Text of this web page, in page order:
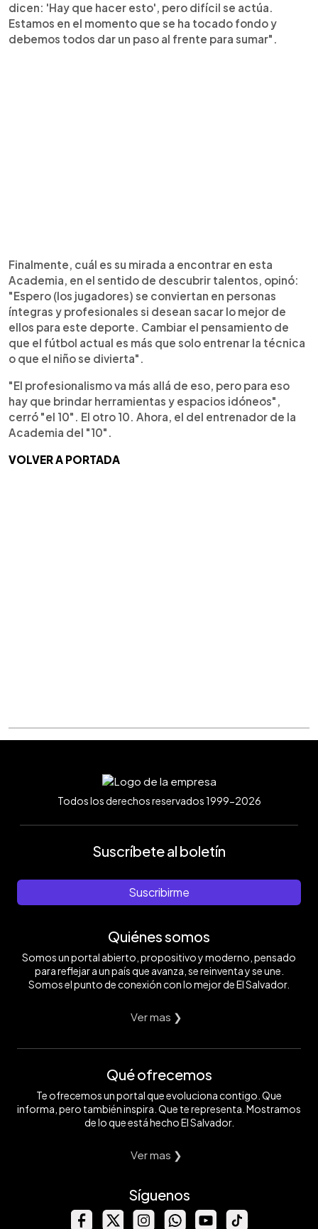
dicen: 'Hay que hacer esto', pero difícil se actúa.
Estamos en el momento que se ha tocado fondo y
debemos todos dar un paso al frente para sumar".
Finalmente, cuál es su mirada a encontrar en esta
Academia, en el sentido de descubrir talentos, opinó:
"Espero (los jugadores) se conviertan en personas
íntegras y profesionales si desean sacar lo mejor de
ellos para este deporte. Cambiar el pensamiento de
que el fútbol actual es más que solo entrenar la técnica
o que el niño se divierta".
"El profesionalismo va más allá de eso, pero para eso
hay que brindar herramientas y espacios idóneos",
cerró "el 10". El otro 10. Ahora, el del entrenador de la
Academia del "10".
VOLVER A PORTADA
Todos los derechos reservados 1999-2026
Suscríbete al boletín
Suscribirme
Quiénes somos
Somos un portal abierto, propositivo y moderno, pensado
para reflejar a un país que avanza, se reinventa y se une.
Somos el punto de conexión con lo mejor de El Salvador.
Ver mas ❯
Qué ofrecemos
Te ofrecemos un portal que evoluciona contigo. Que
informa, pero también inspira. Que te representa. Mostramos
de lo que está hecho El Salvador.
Ver mas ❯
Síguenos